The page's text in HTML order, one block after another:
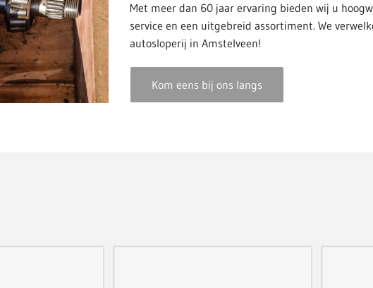
Met meer dan 60 jaar ervaring bieden wij u
service en een uitgebreid assortiment. We
autosloperij in Amstelveen!
Kom eens bij ons langs